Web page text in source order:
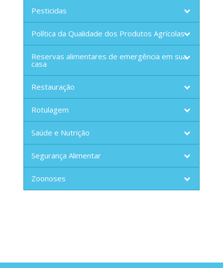
Pesticidas
Política da Qualidade dos Produtos Agrícolas
Reservas alimentares de emergência em sua
casa
Restauração
Rotulagem
Saúde e Nutrição
Segurança Alimentar
Zoonoses